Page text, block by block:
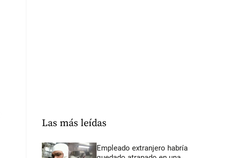
Las más leídas
Empleado extranjero habría